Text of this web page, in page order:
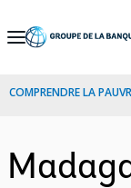
Skip
Navigation
COMPRENDRE LA